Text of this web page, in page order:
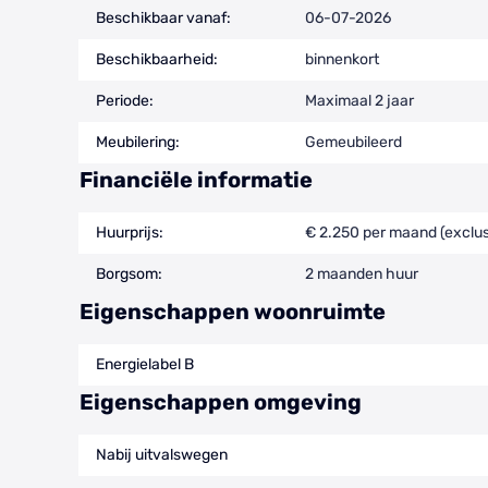
Beschikbaar vanaf: 06-07-2026
Beschikbaarheid: binnenkort
Periode: Maximaal 2 jaar
Meubilering: Gemeubileerd
Financiële informatie
Huurprijs: € 2.250 per maand
Borgsom: 2 maanden huur
Eigenschappen woonruimte
Energielabel B
Eigenschappen omgeving
Nabij uitvalswegen